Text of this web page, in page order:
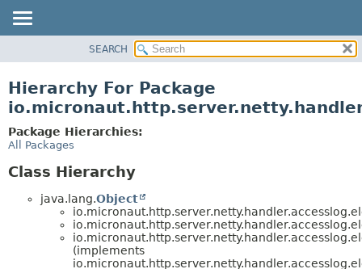
CLASS
DEPRECATED
INDEX
SEARCH
Hierarchy For Package
Package Hierarchies:
All Packages
Class Hierarchy
java.lang.Object
(implements